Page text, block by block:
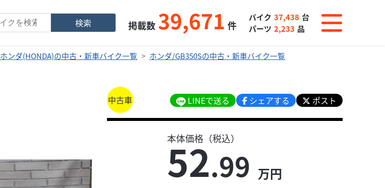
検索 掲載数 39,671 件
バイク 37,438 台
パーツ 2,233 品
ホンダ(HONDA)の中古・新車バイク一覧
ホンダ/GB350Sの中古・新車バイク一覧
中古車 LINEで送る シェアする ポスト
本体価格（税込）
52.99 万円